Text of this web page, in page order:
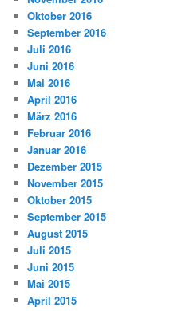
Oktober 2016
September 2016
Juli 2016
Juni 2016
Mai 2016
April 2016
März 2016
Februar 2016
Januar 2016
Dezember 2015
November 2015
Oktober 2015
September 2015
August 2015
Juli 2015
Juni 2015
Mai 2015
April 2015